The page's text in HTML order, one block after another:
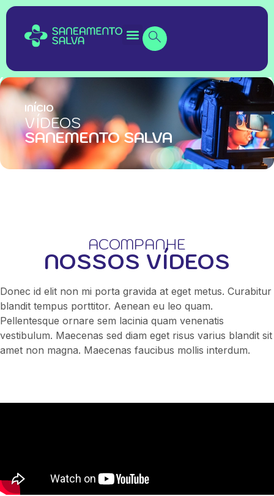
INÍCIO
VÍDEOS
SANEMENTO SALVA
ACOMPANHE
NOSSOS VÍDEOS
Donec id elit non mi porta gravida at eget metus. Curabitur
blandit tempus porttitor. Aenean eu leo quam.
Pellentesque ornare sem lacinia quam venenatis
vestibulum. Maecenas sed diam eget risus varius blandit sit
amet non magna. Maecenas faucibus mollis interdum.